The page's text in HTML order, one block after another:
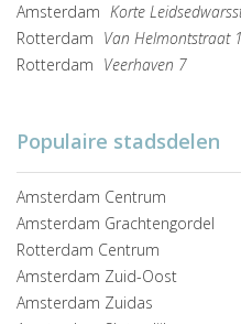
Amsterdam Korte
Rotterdam Van Helmontstraat
Rotterdam Veerhaven 7
Populaire stadsdelen
Amsterdam Centrum
Amsterdam Grachtengordel
Rotterdam Centrum
Amsterdam Zuid-Oost
Amsterdam Zuidas